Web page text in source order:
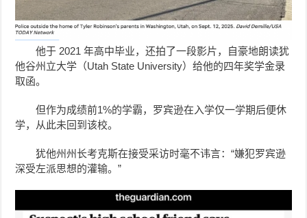
他于 2021 年高中毕业，还拍了一段影片，自豪地朗读犹
他谷州立大学（Utah State University）给他的四年奖学金录
取函。
但作为成绩前1%的学霸，罗宾逊在入学仅一学期后便休
学，从此未回到该校。
犹他州州长考克斯在接受采访时毫不讳言：“嫌犯罗宾逊
深受左派思想的灌输。”